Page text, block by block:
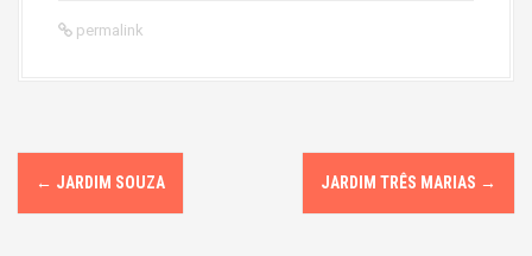
permalink
P
o
← JARDIM SOUZA JARDIM TRÊS MARIAS →